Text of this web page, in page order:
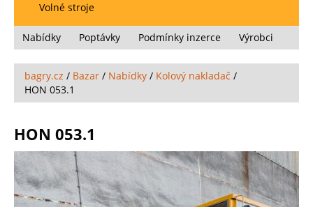
Volné stroje
Nabídky Poptávky Podmínky inzerce Výrobci
bagry.cz / Bazar / Nabídky / Kolový nakladač /
HON 053.1
HON 053.1